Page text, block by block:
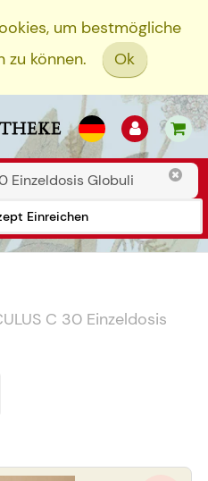
um bestmögliche
zu können.
Ok
Einreichen
C 30 Einzeldosis